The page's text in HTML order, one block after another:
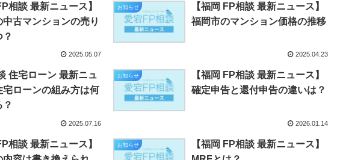
相談 最新ニュース】
中古マンションの売り
？
2025.05.07
お知らせ
【福岡 FP相談 最新ニュース】
福岡市のマンション価格の推移
2025.04.23
住宅ローン 最新ニュ
宅ローンの組み方は何
2025.07.16
お知らせ
【福岡 FP相談 最新ニュース】
確定申告と還付申告の違いは？
2026.01.14
相談 最新ニュース】
お知らせ
【福岡 FP相談 最新ニュース】